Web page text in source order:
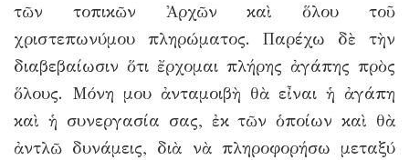
τῶν τοπικῶν Ἀρχῶν καὶ ὅλου τοῦ
χριστεπωνύμου πληρώματος. Παρέχω δὲ τὴν
διαβεβαίωσιν ὅτι ἔρχομαι πλήρης ἀγάπης πρὸς
ὅλους. Μόνη μου ἀνταμοιβὴ θὰ εἶναι ἡ ἀγάπη
καὶ ἡ συνεργασία σας, ἐκ τῶν ὁποίων καὶ θὰ
ἀντλῶ δυνάμεις, διὰ νὰ πληροφορήσω μεταξύ